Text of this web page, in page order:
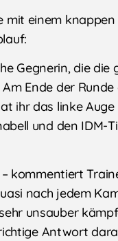
mit einem
Gegnerin, die die
Ende der
ihr das linke Auge
und den IDM-
– kommentiert
nach jedem
unsauber
Antwort